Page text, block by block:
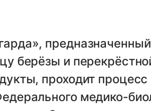
берёзы и
проходит
медико-